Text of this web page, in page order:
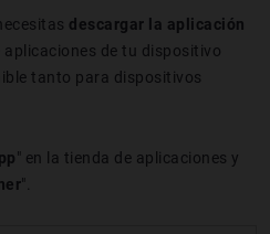
descargar la aplicación
aplicaciones de tu dispositivo
tanto para dispositivos
" en la tienda de aplicaciones y
".